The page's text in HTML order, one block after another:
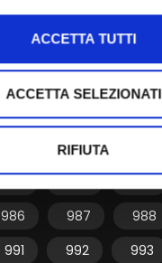
ACCETTA TUTTI
ACCETTA SELEZIONATI
RIFIUTA
956 957 958
962 963
971 972 973
977
986 987 988
991 992 993